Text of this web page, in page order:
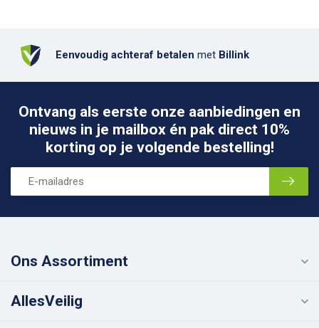
Eenvoudig achteraf betalen met Billink
Ontvang als eerste onze aanbiedingen en
nieuws in je mailbox én pak direct 10%
korting op je volgende bestelling!
Ons Assortiment
AllesVeilig